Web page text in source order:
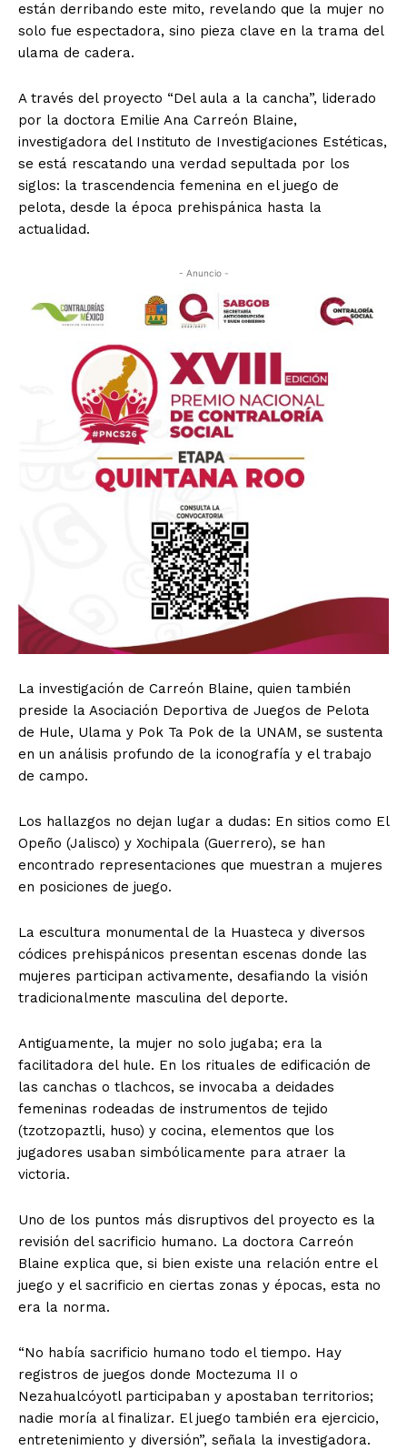
están derribando este mito, revelando que la mujer no
solo fue espectadora, sino pieza clave en la trama del
ulama de cadera.
A través del proyecto “Del aula a la cancha”, liderado
por la doctora Emilie Ana Carreón Blaine,
investigadora del Instituto de Investigaciones Estéticas,
se está rescatando una verdad sepultada por los
siglos: la trascendencia femenina en el juego de
pelota, desde la época prehispánica hasta la
actualidad.
- Anuncio -
La investigación de Carreón Blaine, quien también
preside la Asociación Deportiva de Juegos de Pelota
de Hule, Ulama y Pok Ta Pok de la UNAM, se sustenta
en un análisis profundo de la iconografía y el trabajo
de campo.
Los hallazgos no dejan lugar a dudas: En sitios como El
Opeño (Jalisco) y Xochipala (Guerrero), se han
encontrado representaciones que muestran a mujeres
en posiciones de juego.
La escultura monumental de la Huasteca y diversos
códices prehispánicos presentan escenas donde las
mujeres participan activamente, desafiando la visión
tradicionalmente masculina del deporte.
Antiguamente, la mujer no solo jugaba; era la
facilitadora del hule. En los rituales de edificación de
las canchas o tlachcos, se invocaba a deidades
femeninas rodeadas de instrumentos de tejido
(tzotzopaztli, huso) y cocina, elementos que los
jugadores usaban simbólicamente para atraer la
victoria.
Uno de los puntos más disruptivos del proyecto es la
revisión del sacrificio humano. La doctora Carreón
Blaine explica que, si bien existe una relación entre el
juego y el sacrificio en ciertas zonas y épocas, esta no
era la norma.
“No había sacrificio humano todo el tiempo. Hay
registros de juegos donde Moctezuma II o
Nezahualcóyotl participaban y apostaban territorios;
nadie moría al finalizar. El juego también era ejercicio,
entretenimiento y diversión”, señala la investigadora.